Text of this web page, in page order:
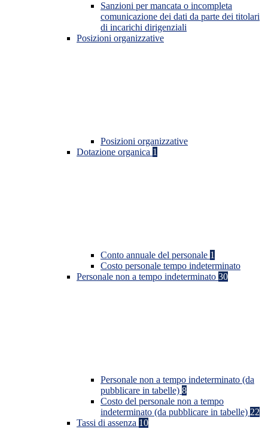
Sanzioni per mancata o incompleta
comunicazione dei dati da parte dei titolari
di incarichi dirigenziali
Posizioni organizzative
Posizioni organizzative
Dotazione organica 1
Conto annuale del personale 1
Costo personale tempo indeterminato
Personale non a tempo indeterminato 30
Personale non a tempo indeterminato (da
pubblicare in tabelle) 8
Costo del personale non a tempo
indeterminato (da pubblicare in tabelle) 22
Tassi di assenza 10